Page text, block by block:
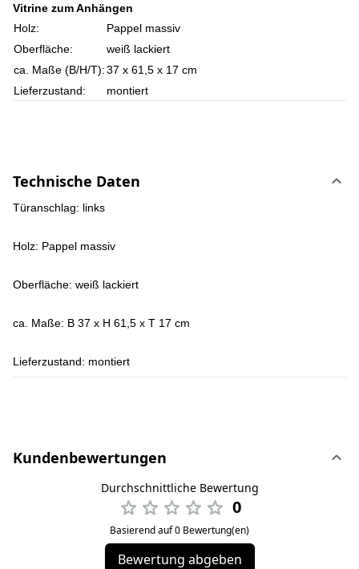
Vitrine zum Anhängen
Holz:
Pappel massiv
Oberfläche:
weiß lackiert
ca. Maße (B/H/T):37 x 61,5 x 17 cm
Lieferzustand:
montiert
Technische Daten
Türanschlag: links
Holz: Pappel massiv
Oberfläche: weiß lackiert
ca. Maße: B 37 x H 61,5 x T 17 cm
Lieferzustand: montiert
Kundenbewertungen
Durchschnittliche Bewertung
0
Basierend auf 0 Bewertung(en)
Bewertung abgeben